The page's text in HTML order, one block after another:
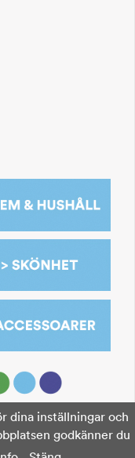
dina inställningar och
godkänner du